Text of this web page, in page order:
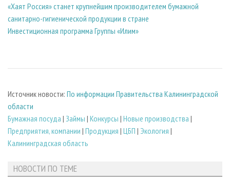
«Хаят Россия» станет крупнейшим производителем бумажной
санитарно-гигиенической продукции в стране
Инвестиционная программа Группы «Илим»
Источник новости: По информации Правительства Калининградской
области
Бумажная посуда | Займы | Конкурсы | Новые производства |
Предприятия, компании | Продукция | ЦБП | Экология |
Калининградская область
НОВОСТИ ПО ТЕМЕ